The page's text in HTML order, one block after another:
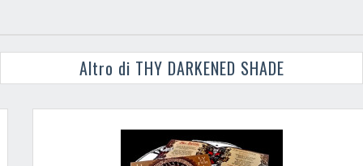
Altro di THY DARKENED SHADE